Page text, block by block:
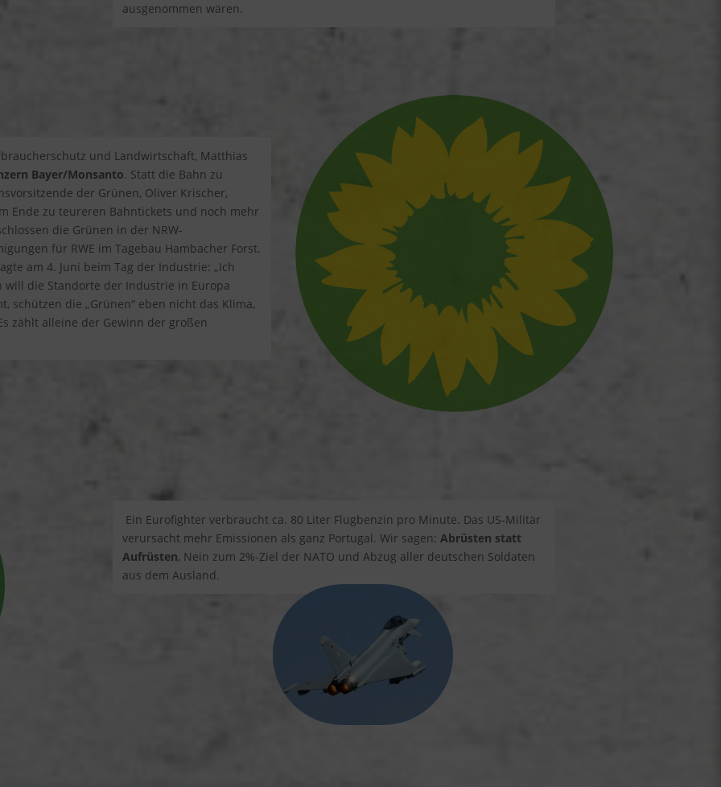
ausgenommen wären.
und Landwirtschaft, Matthias
Bayer/Monsanto. Statt die Bahn zu
der Grünen, Oliver Krischer,
Ende zu teureren Bahntickets und noch mehr
die Grünen in der NRW-
für RWE im Tagebau Hambacher Forst.
am 4. Juni beim Tag der Industrie: „Ich
die Standorte der Industrie in Europa
schützen die „Grünen“ eben nicht das Klima,
zählt alleine der Gewinn der großen
Ein Eurofighter verbraucht ca. 80 Liter Flugbenzin pro Minute. Das US-Militär
verursacht mehr Emissionen als ganz Portugal. Wir sagen:Abrüsten statt
Aufrüsten, Nein zum 2%-Ziel der NATO und Abzug aller deutschen Soldaten
aus dem Ausland.